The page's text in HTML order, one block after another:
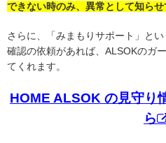
できない時のみ、異常として知らせ
さらに、「みまもりサポート」と
確認の依頼があれば、ALSOKのガ
てくれます。
HOME ALSOK の見守り
ら